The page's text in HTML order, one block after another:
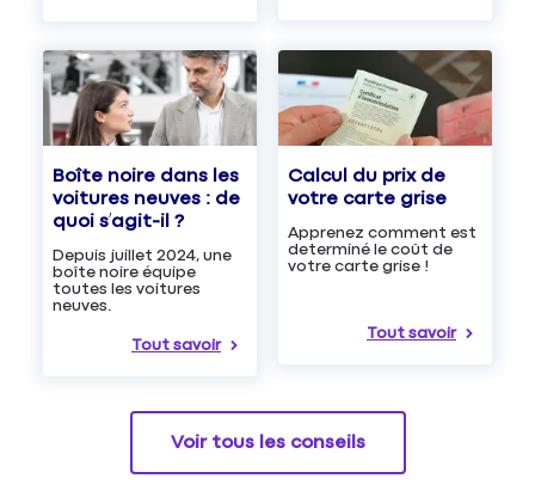
Boîte noire dans les
voitures neuves : de
quoi s’agit-il ?
Depuis juillet 2024, une
boîte noire équipe
toutes les voitures
neuves.
Tout savoir
Calcul du prix de
votre carte grise
Apprenez comment est
determiné le coût de
votre carte grise !
Tout savoir
Voir tous les conseils